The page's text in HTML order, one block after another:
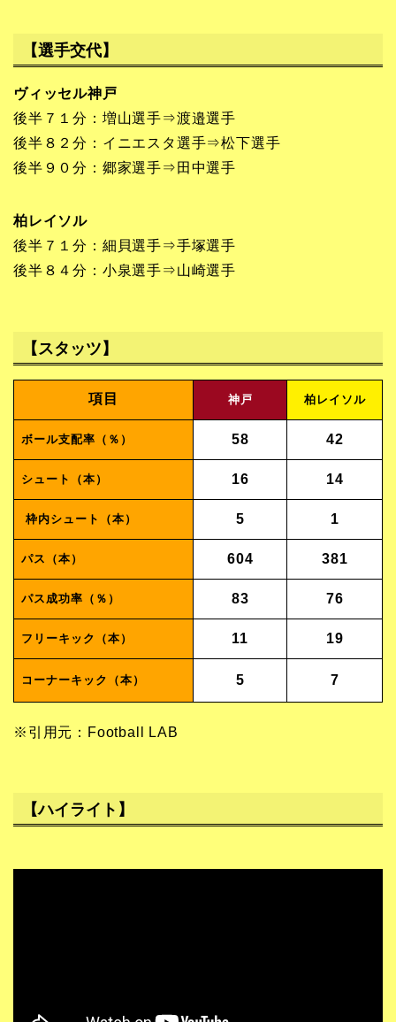
【選手交代】
ヴィッセル神戸
後半７１分：増山選手⇒渡邉選手
後半８２分：イニエスタ選手⇒松下選手
後半９０分：郷家選手⇒田中選手
柏レイソル
後半７１分：細貝選手⇒手塚選手
後半８４分：小泉選手⇒山崎選手
【スタッツ】
項目 神戸 柏レイソル
ボール支配率（％） 58 42
シュート（本） 16 14
枠内シュート（本） 5 1
パス（本） 604 381
パス成功率（％） 83 76
フリーキック（本） 11 19
コーナーキック（本） 5 7
※引用元：Football LAB
【ハイライト】